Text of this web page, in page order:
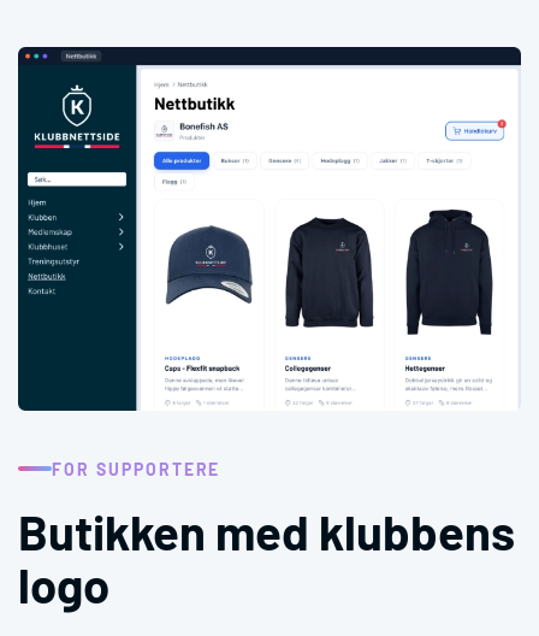
FOR SUPPORTERE
Butikken med klubbens
logo